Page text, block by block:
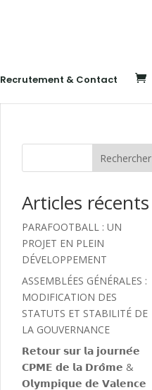
Recrutement & Contact
Rechercher
Articles récents
PARAFOOTBALL : UN
PROJET EN PLEIN
DÉVELOPPEMENT
ASSEMBLÉES GÉNÉRALES :
MODIFICATION DES
STATUTS ET STABILITÉ DE
LA GOUVERNANCE
𝗥𝗲𝘁𝗼𝘂𝗿 𝘀𝘂𝗿 𝗹𝗮 𝗷𝗼𝘂𝗿𝗻𝗲́𝗲
𝗖𝗣𝗠𝗘 𝗱𝗲 𝗹𝗮 𝗗𝗿𝗼̂𝗺𝗲 &
𝗢𝗹𝘆𝗺𝗽𝗶𝗾𝘂𝗲 𝗱𝗲 𝗩𝗮𝗹𝗲𝗻𝗰𝗲